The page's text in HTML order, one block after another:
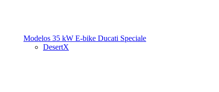
Modelos 35 kW E-bike Ducati Speciale
DesertX